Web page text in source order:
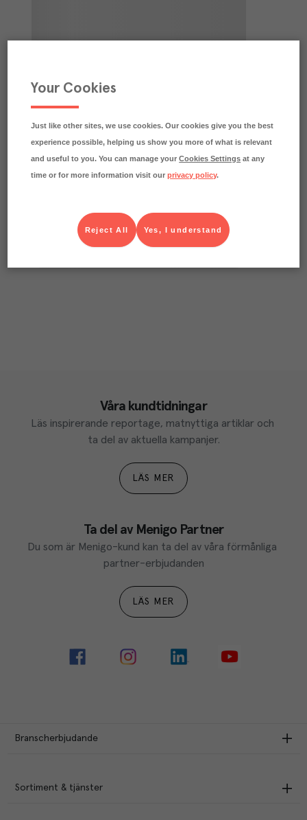
Våra kundtidningar
Läs inspirerande reportage, matnyttiga artiklar och
ta del av aktuella kampanjer.
LÄS MER
Ta del av Menigo Partner
Du som är Menigo-kund kan ta del av våra förmånliga
partner-erbjudanden
LÄS MER
Branscherbjudande
Sortiment & tjänster
Your Cookies
Just like other sites, we use cookies. Our cookies give you the best
experience possible, helping us show you more of what is relevant
and useful to you. You can manage yourCookies Settings at any
time or for more information visit ourprivacy policy.
Yes, I understand
Reject All